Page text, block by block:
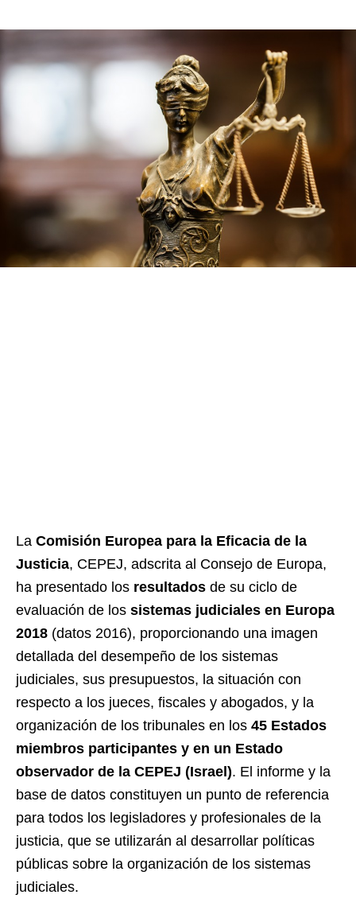
La Comisión Europea para la Eficacia de la
Justicia, CEPEJ, adscrita al Consejo de Europa,
ha presentado los resultados de su ciclo de
evaluación de los sistemas judiciales en Europa
2018 (datos 2016), proporcionando una imagen
detallada del desempeño de los sistemas
judiciales, sus presupuestos, la situación con
respecto a los jueces, fiscales y abogados, y la
organización de los tribunales en los 45 Estados
miembros participantes y en un Estado
observador de la CEPEJ (Israel). El informe y la
base de datos constituyen un punto de referencia
para todos los legisladores y profesionales de la
justicia, que se utilizarán al desarrollar políticas
públicas sobre la organización de los sistemas
judiciales.